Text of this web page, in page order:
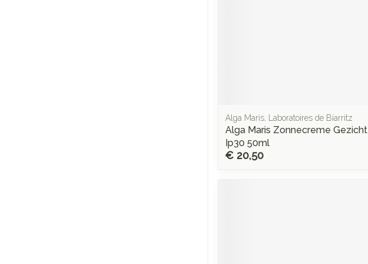
Alga Maris, Laboratoires de Biarritz
Alga Maris Zonnecreme Gezicht
Ip30 50ml
€ 20,50